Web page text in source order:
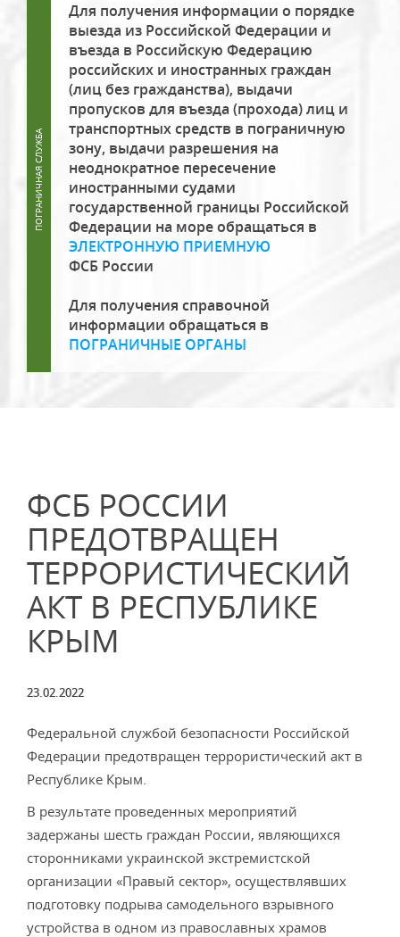
Для получения информации о порядке
выезда из Российской Федерации и
въезда в Российскую Федерацию
российских и иностранных граждан
(лиц без гражданства), выдачи
пропусков для въезда (прохода) лиц и
транспортных средств в пограничную
зону, выдачи разрешения на
неоднократное пересечение
иностранными судами
государственной границы Российской
Федерации на море обращаться в
ЭЛЕКТРОННУЮ ПРИЕМНУЮ
ФСБ России
Для получения справочной
информации обращаться в
ПОГРАНИЧНЫЕ ОРГАНЫ
ФСБ РОССИИ
ПРЕДОТВРАЩЕН
ТЕРРОРИСТИЧЕСКИЙ
АКТ В РЕСПУБЛИКЕ
КРЫМ
23.02.2022
Федеральной службой безопасности Российской
Федерации предотвращен террористический акт в
Республике Крым.
В результате проведенных мероприятий
задержаны шесть граждан России, являющихся
сторонниками украинской экстремистской
организации «Правый сектор», осуществлявших
подготовку подрыва самодельного взрывного
устройства в одном из православных храмов